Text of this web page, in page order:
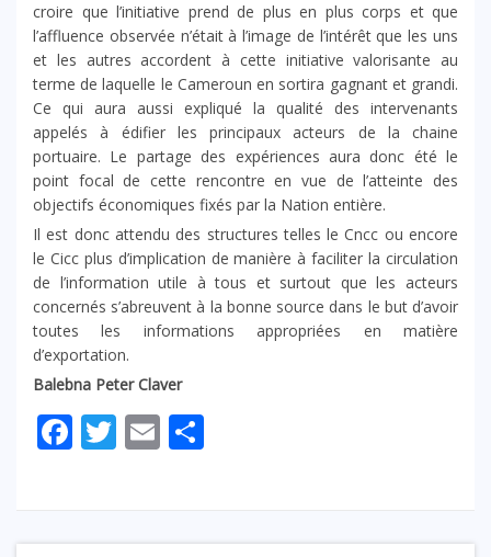
croire que l’initiative prend de plus en plus corps et que
l’affluence observée n’était à l’image de l’intérêt que les uns
et les autres accordent à cette initiative valorisante au
terme de laquelle le Cameroun en sortira gagnant et grandi.
Ce qui aura aussi expliqué la qualité des intervenants
appelés à édifier les principaux acteurs de la chaine
portuaire. Le partage des expériences aura donc été le
point focal de cette rencontre en vue de l’atteinte des
objectifs économiques fixés par la Nation entière.
Il est donc attendu des structures telles le Cncc ou encore
le Cicc plus d’implication de manière à faciliter la circulation
de l’information utile à tous et surtout que les acteurs
concernés s’abreuvent à la bonne source dans le but d’avoir
toutes les informations appropriées en matière
d’exportation.
Balebna Peter Claver
Facebook
Twitter
Email